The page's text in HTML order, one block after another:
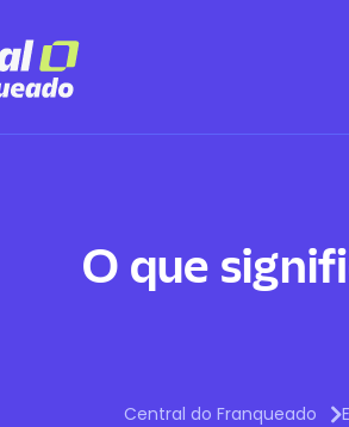
O que
Central do Franqueado